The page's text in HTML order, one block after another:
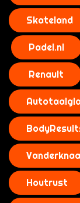
Skateland
Padel.nl
Renault
Houtrust